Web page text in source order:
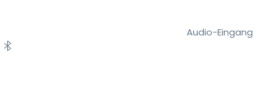
Audio-Eingang